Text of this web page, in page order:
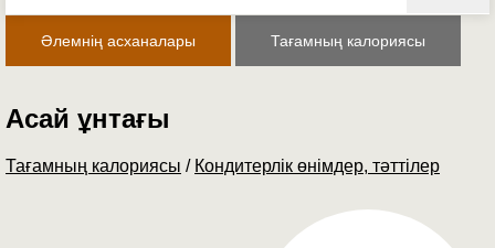
Әлемнің асханалары Тағамның калориясы
Асай ұнтағы
Тағамның калориясы / Кондитерлік өнімдер, тәттілер